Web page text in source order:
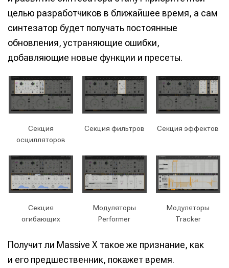
целью разработчиков в ближайшее время, а сам
синтезатор будет получать постоянные
обновления, устраняющие ошибки,
добавляющие новые функции и пресеты.
Секция
осцилляторов
Секция фильтров Секция эффектов
Секция
огибающих
Модуляторы
Performer
Модуляторы
Tracker
Получит ли Massive X такое же признание, как
и его предшественник, покажет время.